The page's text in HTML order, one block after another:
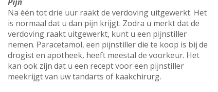
Na één tot drie uur raakt de verdoving uitgewerkt. Het
is normaal dat u dan pijn krijgt. Zodra u merkt dat de
verdoving raakt uitgewerkt, kunt u een pijnstiller
nemen. Paracetamol, een pijnstiller die te koop is bij de
drogist en apotheek, heeft meestal de voorkeur. Het
kan ook zijn dat u een recept voor een pijnstiller
meekrijgt van uw tandarts of kaakchirurg.